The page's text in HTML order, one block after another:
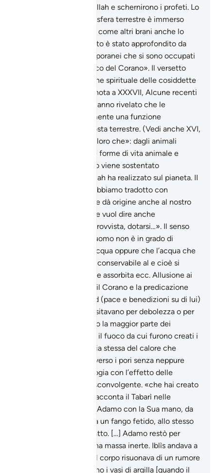
smentirono i segni di Allah e schernirono i profeti. Lo
spazio esterno all’atmosfera terrestre è immerso
nell’oscurità più totale; come altri brani anche lo
studio di questo versetto è stato approfondito da
quegli esegeti contemporanei che si sono occupati
del «Miracolo scientifico del Corano». Il versetto
accenna alla spiegazione spirituale delle cosiddette
«stelle cadenti». Vedi nota a XXXVII, Alcune recenti
ipotesi della geologia hanno rivelato che le
montagne hanno realmente una funzione
stabilizzatrice della crosta terrestre. (Vedi anche XVI,
e la nota.) «per tutti coloro che»: dagli animali
selvatici a tutte le altre forme di vita animale e
vegetale, tutto il creato viene sostentato
dall’ecosistema che Allah ha realizzato sul pianeta. II
verbo «khazana» che abbiamo tradotto con
conservare è quello che dà origine anche al nostro
«immagazzinare» e che vuol dire anche
genericamente «fare provvista, dotarsi…». Il senso
potrebbe essere che l’uomo non è in grado di
riprodurre il ciclo dell’acqua oppure che l’acqua che
scende dal cielo non è conservabile al e cioè si
disperde, evapora, viene assorbita ecc. Allusione ai
primi che accettarono il Corano e la predicazione
del Profeta Muhammad (pace e benedizioni su di lui)
e a quelli che ancora esitavano per debolezza o per
opportunismo. Secondo la maggior parte dei
commentatori classici, il fuoco da cui furono creati i
dèmoni (jinn) è l’energia stessa del calore che
penetra e uccide attraverso i pori senza neppure
toccare la pelle. L’analogia con l’effetto delle
radiazioni atomiche è sconvolgente. «che hai creato
di argilla risuonante»: racconta il Tabarì nelle
Cronache: «Allah creò Adamo con la Sua mano, da
una terra “lazib” cioè da un fango fetido, allo stesso
tempo duttile e compatto. […] Adamo restò per
quaranta notti come una massa inerte. Iblìs andava a
colpirlo con il piede e il corpo risuonava di un rumore
simile a quello che fanno i vasi di argilla [quando il